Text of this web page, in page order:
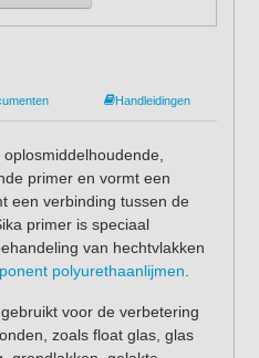
Handleidingen
primer en vormt een
een verbinding tussen de
primer is speciaal
van hechtvlakken
polyurethaanlijmen
voor de verbetering
zoals float glas, glas